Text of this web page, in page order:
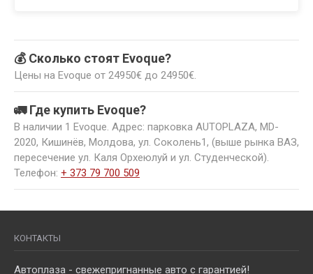
💰 Сколько стоят Evoque?
Цены на Evoque от 24950€ до 24950€.
🚛 Где купить Evoque?
В наличии 1 Evoque. Адрес: парковка AUTOPLAZA, MD-
2020, Кишинёв, Молдова, ул. Соколень1, (выше рынка ВАЗ,
пересечение ул. Каля Орхеюлуй и ул. Студенческой).
Телефон: + 373 79 700 509
КОНТАКТЫ
Автоплаза - свежепригнанные авто с гарантией!